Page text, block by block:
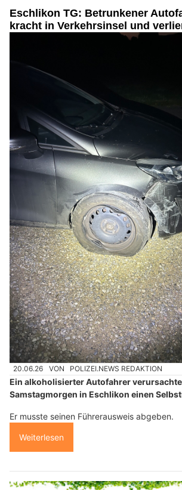
Eschlikon TG: Betrunkener
kracht in Verkehrsinsel und
20.06.26 VON POLIZEI.NEWS REDAKTION
Ein alkoholisierter Autofahrer
Samstagmorgen in Eschlikon einen
Er musste seinen Führerausweis abgeben.
Weiterlesen